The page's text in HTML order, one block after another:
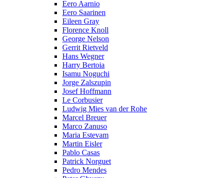
Eero Aarnio
Eero Saarinen
Eileen Gray
Florence Knoll
George Nelson
Gerrit Rietveld
Hans Wegner
Harry Bertoia
Isamu Noguchi
Jorge Zalszupin
Josef Hoffmann
Le Corbusier
Ludwig Mies van der Rohe
Marcel Breuer
Marco Zanuso
Maria Estevam
Martin Eisler
Pablo Casas
Patrick Norguet
Pedro Mendes